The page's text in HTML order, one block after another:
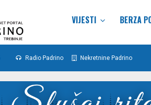
VIJESTI BERZA
Radio Padrino Nekretnine Padrino